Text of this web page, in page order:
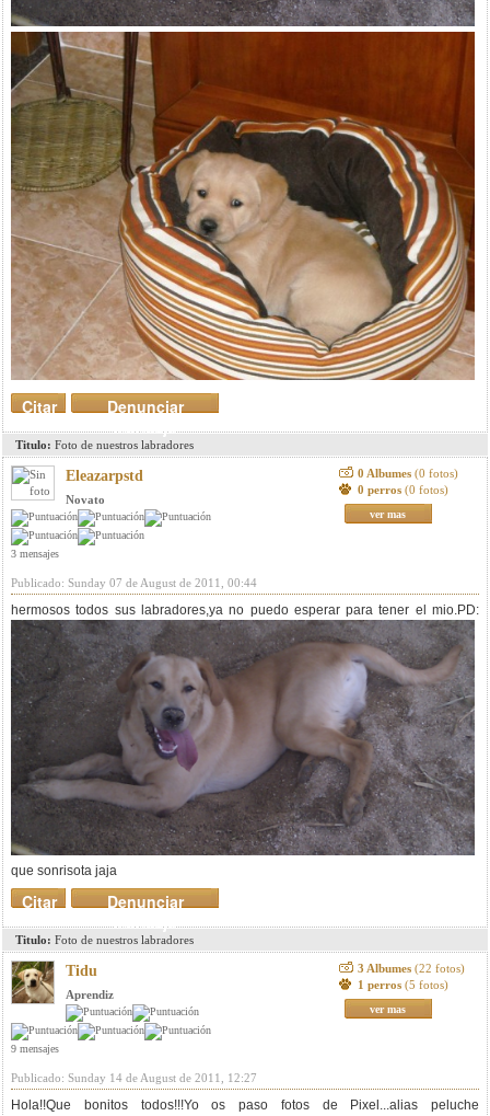
Denunciar
mensaje
Citar
Titulo: Foto de nuestros labradores
Eleazarpstd
Novato
3 mensajes
0 Albumes (0 fotos)
0 perros (0 fotos)
ver mas
Publicado: Sunday 07 de August de 2011, 00:44
hermosos todos sus labradores,ya no puedo esperar para tener el mio.PD:
que sonrisota jaja
Denunciar
mensaje
Citar
Titulo: Foto de nuestros labradores
Tidu
Aprendiz
9 mensajes
3 Albumes (22 fotos)
1 perros (5 fotos)
ver mas
Publicado: Sunday 14 de August de 2011, 12:27
Hola!!Que bonitos todos!!!Yo os paso fotos de Pixel...alias peluche